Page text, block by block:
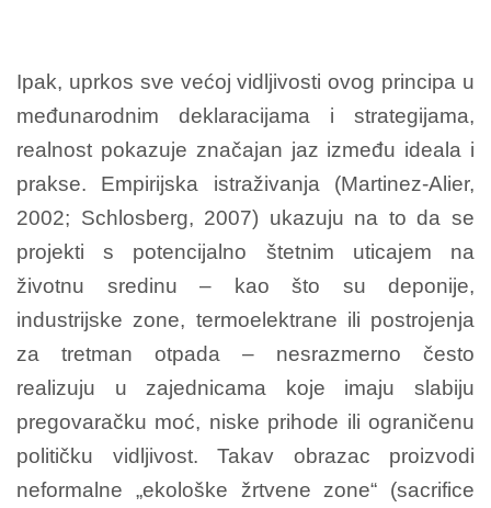
Ipak, uprkos sve većoj vidljivosti ovog principa u
međunarodnim deklaracijama i strategijama,
realnost pokazuje značajan jaz između ideala i
prakse. Empirijska istraživanja (Martinez-Alier,
2002; Schlosberg, 2007) ukazuju na to da se
projekti s potencijalno štetnim uticajem na
životnu sredinu – kao što su deponije,
industrijske zone, termoelektrane ili postrojenja
za tretman otpada – nesrazmerno često
realizuju u zajednicama koje imaju slabiju
pregovaračku moć, niske prihode ili ograničenu
političku vidljivost. Takav obrazac proizvodi
neformalne „ekološke žrtvene zone“ (sacrifice